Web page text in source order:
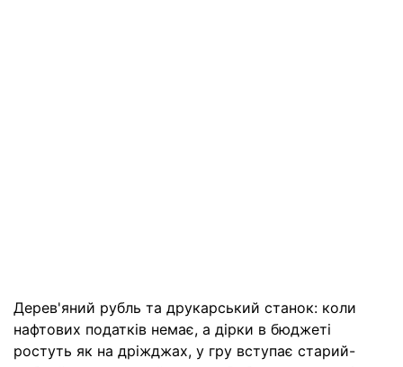
Дерев'яний рубль та друкарський станок: коли
нафтових податків немає, а дірки в бюджеті
ростуть як на дріжджах, у гру вступає старий-